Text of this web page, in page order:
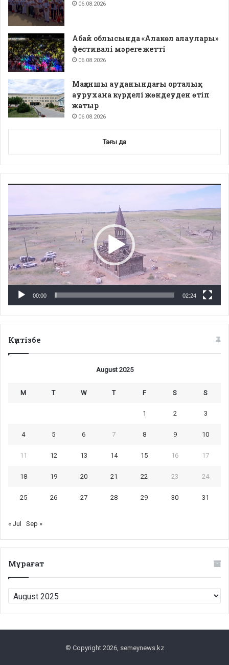
06.08.2026
Абай облысында «Алакөл алаулары»
фестивалі мәреге жетті
06.08.2026
Мақаншы ауданындағы орталық
аурухана күрделі жөндеуден өтіп
жатыр
06.08.2026
Тағы да
00:00 02:24
Күнтізбе
August 2025
M T W T F S S
1 2 3
4 5 6 7 8 9 10
11 12 13 14 15 16 17
18 19 20 21 22 23 24
25 26 27 28 29 30 31
« Jul Sep »
Мұрағат
Мұрағат
© Copyright 2026, semeynews.kz